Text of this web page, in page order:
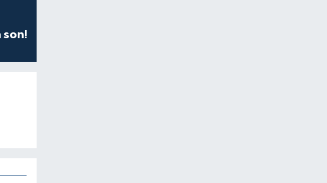
son!